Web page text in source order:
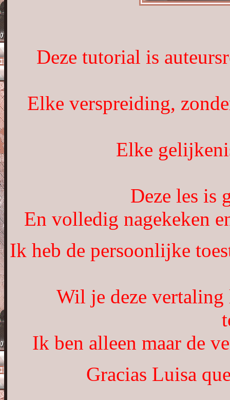
Deze tutorial is
Elke verspreiding,
Elke
Deze les is
En volledig nagekeken
Ik heb de persoonlijke
Wil je deze
Ik ben alleen maar de
Gracias Luisa